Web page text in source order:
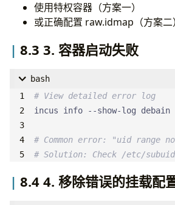
使用特权容器（方案一）
或正确配置 raw.idmap（方案二）
8.3 3. 容器启动失败
bash
# View detailed error log
# Common error: "uid range
# Solution: Check /etc/
8.4 4. 移除错误的挂载配